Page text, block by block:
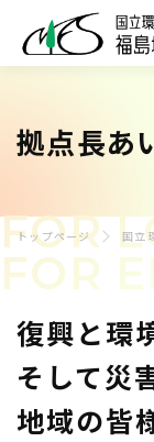
研究成果
地域連携
お知らせ
拠点長あ
トップページ 国立
FOR
FOR
復興と環
そして災
地域の皆